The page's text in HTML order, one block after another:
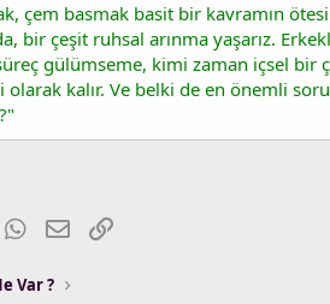
çem basmak basit bir kavramın
bir çeşit ruhsal arınma yaşarız.
gülümseme, kimi zaman içsel bir
kalır. Ve belki de en önemli
WhatsApp
E-postaLink
Var ?